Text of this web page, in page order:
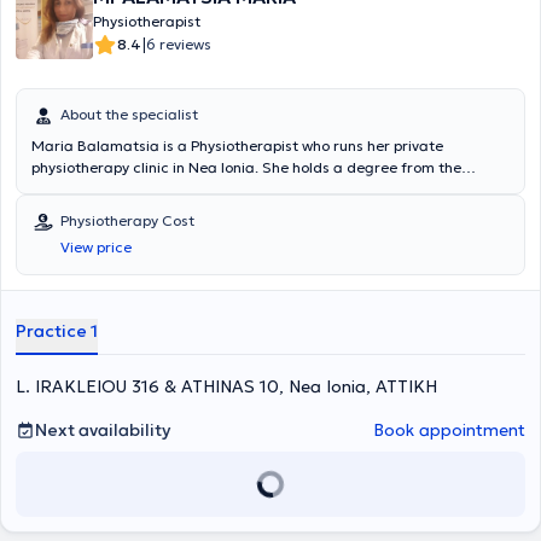
Physiotherapist
8.4|6 reviews
About the specialist
Maria Balamatsia is a Physiotherapist who runs her private
physiotherapy clinic in Nea Ionia. She holds a degree from the
(MSc) from the University of London (East London, UK). She
manages a wide range of cases, with notable expertise in
Musculoskeletal rehabilitation, Sports injuries, and
Physiotherapeutic assessment and rehabilitation.
Physiotherapy Cost
View price
Practice 1
L. IRAKLEIOU 316 & ATHINAS 10, Nea Ionia, ΑΤΤΙΚΗ
Next availability
Book appointment